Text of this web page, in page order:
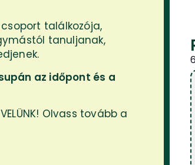
találkozója,
tanuljanak,
az időpont és a
Olvass tovább a